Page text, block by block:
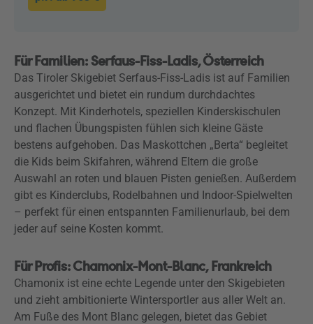
Für Familien: Serfaus-Fiss-Ladis, Österreich
Das Tiroler Skigebiet Serfaus-Fiss-Ladis ist auf Familien
ausgerichtet und bietet ein rundum durchdachtes
Konzept. Mit Kinderhotels, speziellen Kinderskischulen
und flachen Übungspisten fühlen sich kleine Gäste
bestens aufgehoben. Das Maskottchen „Berta“ begleitet
die Kids beim Skifahren, während Eltern die große
Auswahl an roten und blauen Pisten genießen. Außerdem
gibt es Kinderclubs, Rodelbahnen und Indoor-Spielwelten
– perfekt für einen entspannten Familienurlaub, bei dem
jeder auf seine Kosten kommt.
Für Profis: Chamonix-Mont-Blanc, Frankreich
Chamonix ist eine echte Legende unter den Skigebieten
und zieht ambitionierte Wintersportler aus aller Welt an.
Am Fuße des Mont Blanc gelegen, bietet das Gebiet